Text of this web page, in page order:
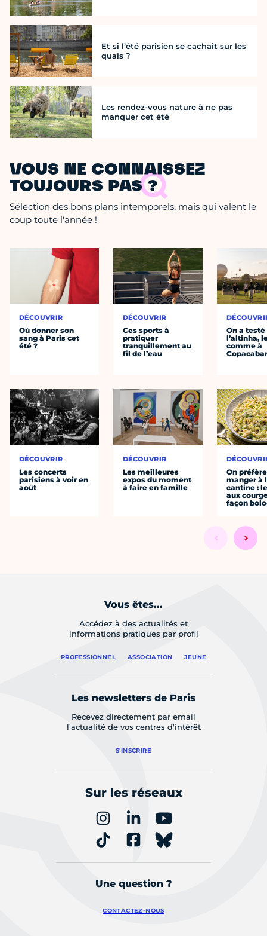
Et si l’été parisien se cachait sur les
quais ?
Les rendez-vous nature à ne pas
manquer cet été
VOUS NE CONNAISSEZ
TOUJOURS PAS ?
Sélection des bons plans intemporels, mais qui valent le
coup toute l'année !
DÉCOUVRIR
Où donner son
sang à Paris cet
été ?
DÉCOUVRIR
Les concerts
parisiens à voir en
août
DÉCOUVRIR
Ces sports à
pratiquer
tranquillement au
fil de l’eau
DÉCOUVRIR
Les meilleures
expos du moment
à faire en famille
On a testé
l’altinha,
comme à
On préfère
manger à
cantine :
aux
façon
Vous êtes...
Accédez à des actualités et
informations pratiques par profil
PROFESSIONNEL ASSOCIATION JEUNE
Les newsletters de Paris
Recevez directement par email
l'actualité de vos centres d'intérêt
S'INSCRIRE
Sur les réseaux
Une question ?
CONTACTEZ-NOUS